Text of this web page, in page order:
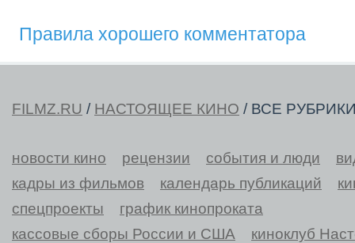
Правила хорошего комментатора
FILMZ.RU / НАСТОЯЩЕЕ КИНО / ВСЕ
новости кино рецензии события и люди
кадры из фильмов
календарь публикаций
спецпроекты
график кинопроката
кассовые сборы России и США
киноклуб